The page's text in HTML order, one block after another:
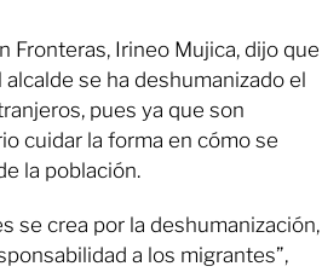
Fronteras, Irineo Mujica, dijo que
se ha deshumanizado el
pues ya que son
cuidar la forma en cómo se
la población.
se crea por la deshumanización,
a los migrantes”,